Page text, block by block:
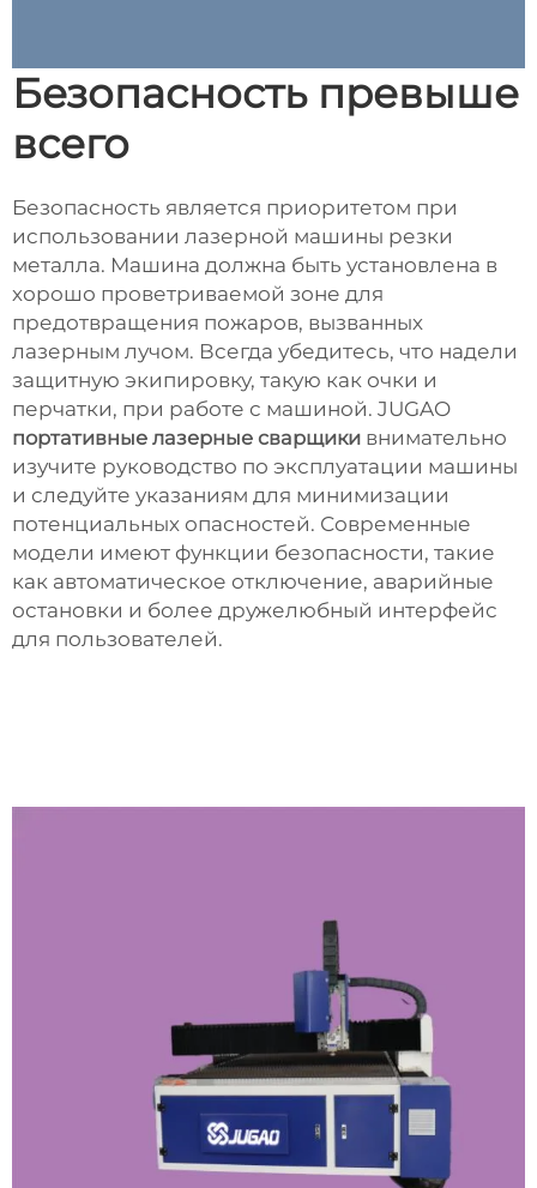
Безопасность превыше
всего
Безопасность является приоритетом при
использовании лазерной машины резки
металла. Машина должна быть установлена в
хорошо проветриваемой зоне для
предотвращения пожаров, вызванных
лазерным лучом. Всегда убедитесь, что надели
защитную экипировку, такую как очки и
перчатки, при работе с машиной. JUGAO
портативные лазерные сварщики внимательно
изучите руководство по эксплуатации машины
и следуйте указаниям для минимизации
потенциальных опасностей. Современные
модели имеют функции безопасности, такие
как автоматическое отключение, аварийные
остановки и более дружелюбный интерфейс
для пользователей.